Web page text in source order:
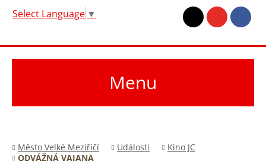
Select Language ▼
Menu
Město Velké Meziříčí Události
Kino JC
ODVÁŽNÁ VAIANA